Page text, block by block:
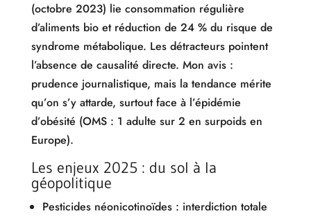
(octobre 2023) lie consommation régulière
d’aliments bio et réduction de 24 % du risque de
syndrome métabolique. Les détracteurs pointent
l’absence de causalité directe. Mon avis :
prudence journalistique, mais la tendance mérite
qu’on s’y attarde, surtout face à l’épidémie
d’obésité (OMS : 1 adulte sur 2 en surpoids en
Europe).
Les enjeux 2025 : du sol à la
géopolitique
Pesticides néonicotinoïdes : interdiction totale